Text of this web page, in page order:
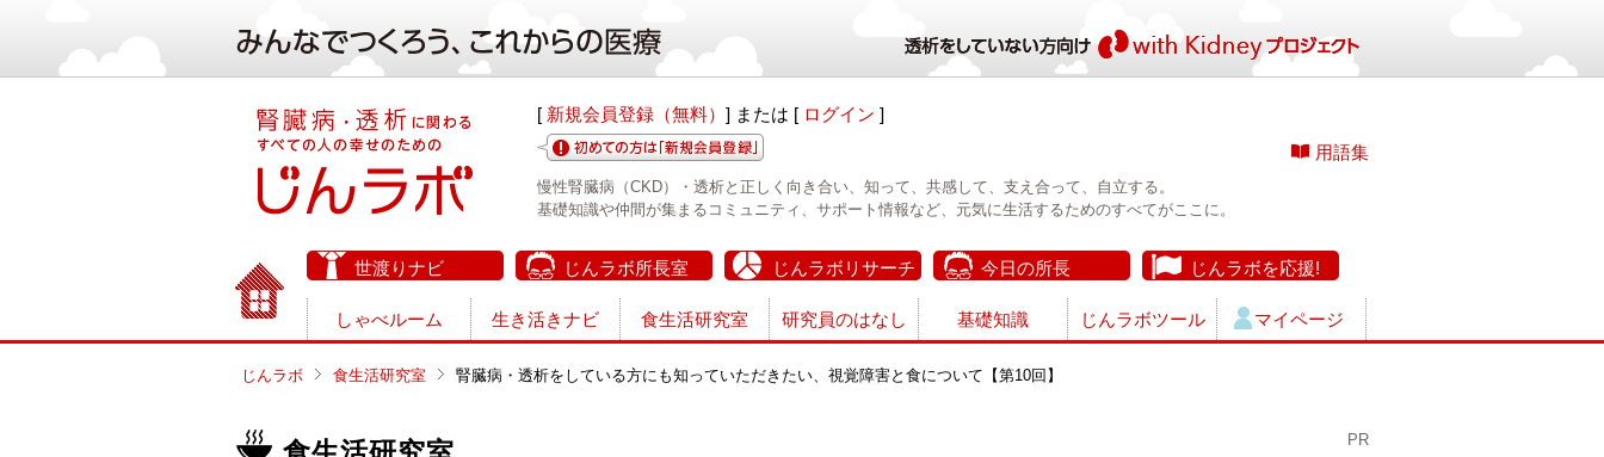
[ 新規会員登録（無料） ] または [ ログイン ]
用語集
慢性腎臓病（CKD）・透析と正しく向き合い、知って、共感して、支え合って、自立する。
基礎知識や仲間が集まるコミュニティ、サポート情報など、元気に生活するためのすべてがここに。
世渡りナビ じんラボ所長室 じんラボリサーチ 今日の所長 じんラボを応援!
しゃべルーム 生き活きナビ 食生活研究室 研究員のはなし 基礎知識 じんラボツール マイページ
じんラボ 食生活研究室 腎臓病・透析をしている方にも知っていただきたい、視覚障害と食について【第10回】
PR